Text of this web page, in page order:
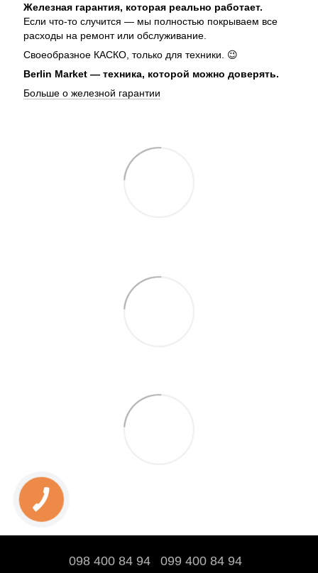
Железная гарантия, которая реально работает.
Если что-то случится — мы полностью покрываем все
расходы на ремонт или обслуживание.
Своеобразное КАСКО, только для техники. 😉
Berlin Market — техника, которой можно доверять.
Больше о железной гарантии
098 400 84 94‬ 099 400 84 94